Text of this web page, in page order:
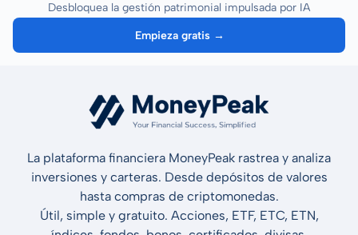
Desbloquea la gestión patrimonial impulsada por IA
Empieza gratis →
La plataforma financiera MoneyPeak rastrea y analiza
inversiones y carteras. Desde depósitos de valores
hasta compras de criptomonedas.
Útil, simple y gratuito. Acciones, ETF, ETC, ETN,